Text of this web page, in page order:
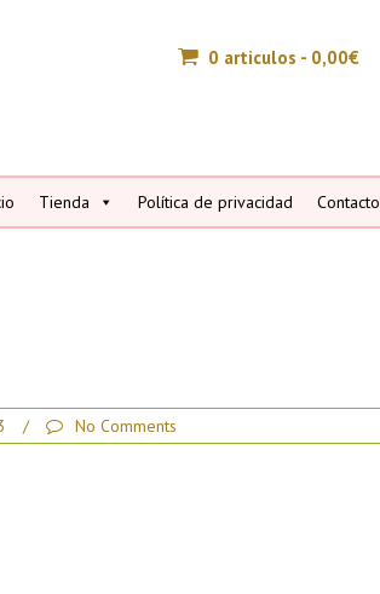
0 articulos - 0,00€
Tienda Política de privacidad Contacto
/ No Comments